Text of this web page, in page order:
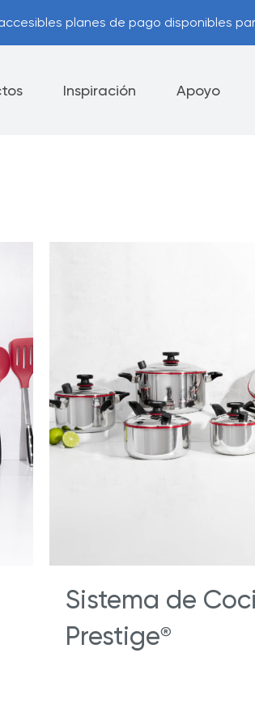
planes de pago disponibles
Royal Prestige®Extractor de Jugos
Inspiración
Explora Nuestras Deliciosas
Recetas
Apoyo
Sistema de
Prestige®